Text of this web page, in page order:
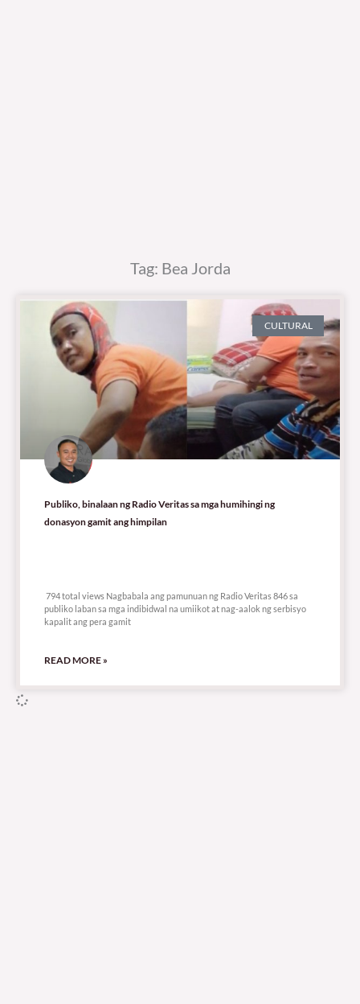
Tag: Bea Jorda
CULTURAL
Publiko, binalaan ng Radio Veritas sa mga humihingi ng
donasyon gamit ang himpilan
794 total views Nagbabala ang pamunuan ng Radio Veritas 846 sa
publiko laban sa mga indibidwal na umiikot at nag-aalok ng serbisyo
kapalit ang pera gamit
READ MORE »